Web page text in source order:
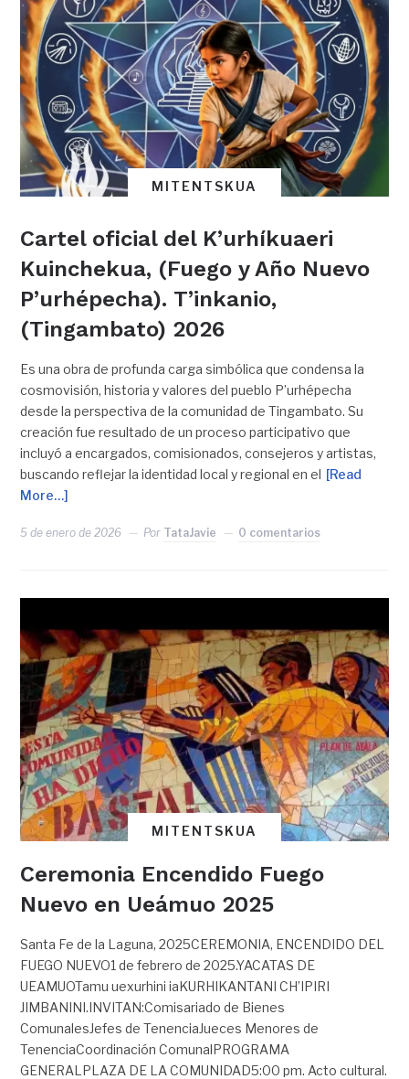
MITENTSKUA
Cartel oficial del K’urhíkuaeri
Kuinchekua, (Fuego y Año Nuevo
P’urhépecha). T’inkanio,
(Tingambato) 2026
Es una obra de profunda carga simbólica que condensa la
cosmovisión, historia y valores del pueblo P’urhépecha
desde la perspectiva de la comunidad de Tingambato. Su
creación fue resultado de un proceso participativo que
incluyó a encargados, comisionados, consejeros y artistas,
buscando reflejar la identidad local y regional en el [Read
More…]
5 de enero de 2026 Por TataJavie 0 comentarios
MITENTSKUA
Ceremonia Encendido Fuego
Nuevo en Ueámuo 2025
Santa Fe de la Laguna, 2025CEREMONIA, ENCENDIDO DEL
FUEGO NUEVO1 de febrero de 2025.YACATAS DE
UEAMUOTamu uexurhini iaKURHIKANTANI CH’IPIRI
JIMBANINI.INVITAN:Comisariado de Bienes
ComunalesJefes de TenenciaJueces Menores de
TenenciaCoordinación ComunalPROGRAMA
GENERALPLAZA DE LA COMUNIDAD5:00 pm. Acto cultural.